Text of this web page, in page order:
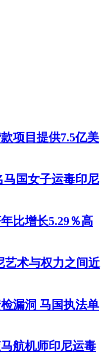
项目提供7.5亿美
国女子运毒印尼
比增长5.29％高
艺术与权力之间近
漏洞 马国执法单
航机师印尼运毒